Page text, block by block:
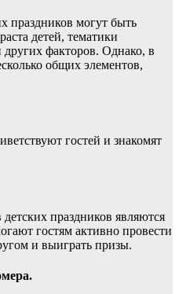
праздников могут быть
детей, тематики
других факторов. Однако, в
общих элементов,
гостей и знакомят
праздников являются
гостям активно провести
и выиграть призы.